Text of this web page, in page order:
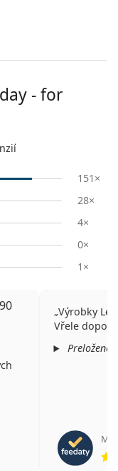
- for
151×
28×
4×
0×
1×
Výrobky
Vřele
Preložené